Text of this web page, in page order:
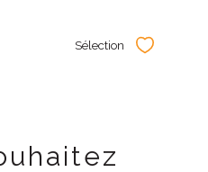
Sélection Sélectionner